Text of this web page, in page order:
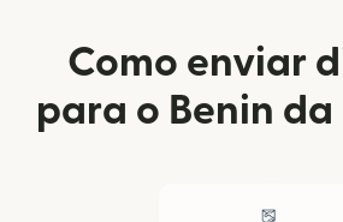
Como enviar
para o Benin da